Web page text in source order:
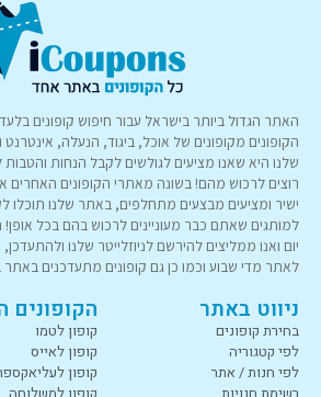
האתר הגדול ביותר בישראל עבור חיפוש קופונים
הקופונים מקופונים של אוכל, ביגוד, הנעלה, אינטרנט
שלנו היא שאנו מציעים לגולשים לקבל הנחות
רוצים לרכוש מהם! בשונה מאתרי הקופונים האחרים
ישיר ומציעים מבצעים מתחלפים, באתר שלנו
למותגים שאתם כבר מעוניינים לרכוש בהם בכל
יום ואנו ממליצים להירשם לניוזלייטר שלנו
לאתר מדי שבוע וכמו כן גם קופונים מתעדכנים באתר
ניווט באתר
בחירת קופונים
לפי קטגוריה
לפי חנות / אתר
הקופונים
קופון לטמו
קופון לאייס
קופון